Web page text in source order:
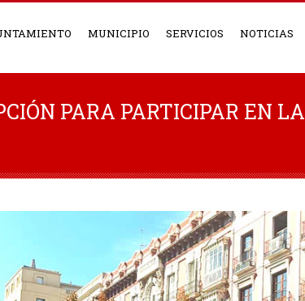
MUNICIPIO SERVICIOS NOTICIAS
PARA PARTICIPAR EN LA